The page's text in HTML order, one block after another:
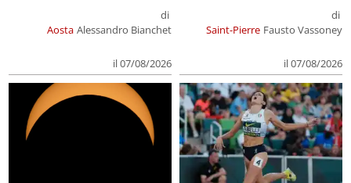
Aosta
di
Alessandro Bianchet
il 07/08/2026
Saint-Pierre
di
Fausto Vassoney
il 07/08/2026